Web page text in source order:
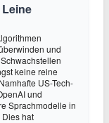
und
keine reine
US-Tech-
und
Sprachmodelle in
hat